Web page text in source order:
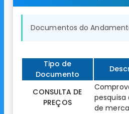
Documentos do
Tipo de
Documento
CONSULTA DE
PREÇOS
pesquisa
de